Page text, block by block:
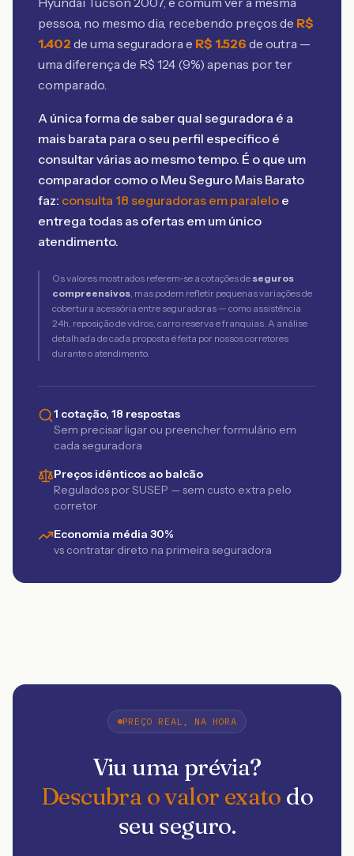
pessoa, no mesmo dia, recebendo preços de R$
1.402 de uma seguradora e R$ 1.526 de outra —
uma diferença de R$ 124 (9%) apenas por ter
comparado.
A única forma de saber qual seguradora é a
mais barata para o seu perfil específico é
consultar várias ao mesmo tempo. É o que um
comparador como o Meu Seguro Mais Barato
faz: consulta 18 seguradoras em paralelo e
entrega todas as ofertas em um único
atendimento.
Os valores mostrados referem-se a cotações de seguros
compreensivos, mas podem refletir pequenas variações de
cobertura acessória entre seguradoras — como assistência
24h, reposição de vidros, carro reserva e franquias. A análise
detalhada de cada proposta é feita por nossos corretores
durante o atendimento.
1 cotação, 18 respostas
Sem precisar ligar ou preencher formulário em
cada seguradora
Preços idênticos ao balcão
Regulados por SUSEP — sem custo extra pelo
corretor
Economia média 30%
vs contratar direto na primeira seguradora
PREÇO REAL, NA HORA
Viu uma prévia?
Descubra o valor exato do
seu seguro.